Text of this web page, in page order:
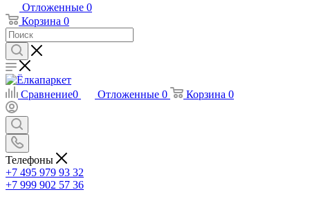
Отложенные 0
Корзина 0
Сравнение0 Отложенные 0 Корзина 0
Телефоны
+7 495 979 93 32
+7 999 902 57 36